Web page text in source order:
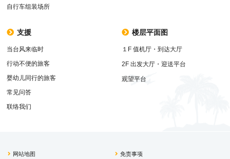
自行车组装场所
支援
当台风来临时
行动不便的旅客
婴幼儿同行的旅客
常见问答
联络我们
楼层平面图
１F 值机厅・到达大厅
2F 出发大厅・迎送平台
观望平台
网站地图 免责事项